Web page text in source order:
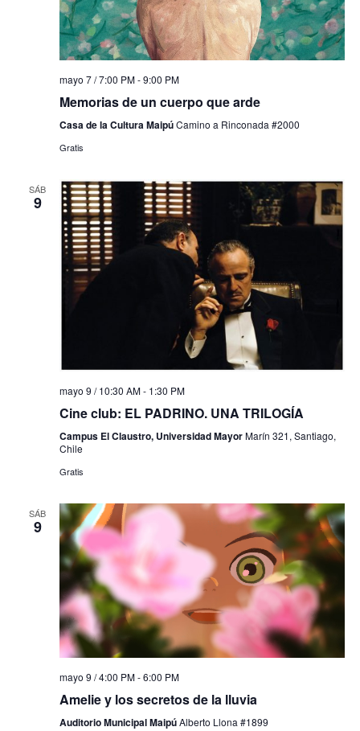
mayo 7 / 7:00 PM-9:00 PM
Memorias de un cuerpo que arde
Casa de la Cultura MaipúCamino a Rinconada #2000
Gratis
SÁB
9
mayo 9 / 10:30 AM- 1:30 PM
Cine club: EL PADRINO. UNA TRILOGÍA
Campus El Claustro, Universidad MayorMarín 321, Santiago,
Chile
Gratis
SÁB
9
mayo 9 / 4:00 PM-6:00 PM
Amelie y los secretos de la lluvia
Auditorio Municipal MaipúAlberto Llona #1899